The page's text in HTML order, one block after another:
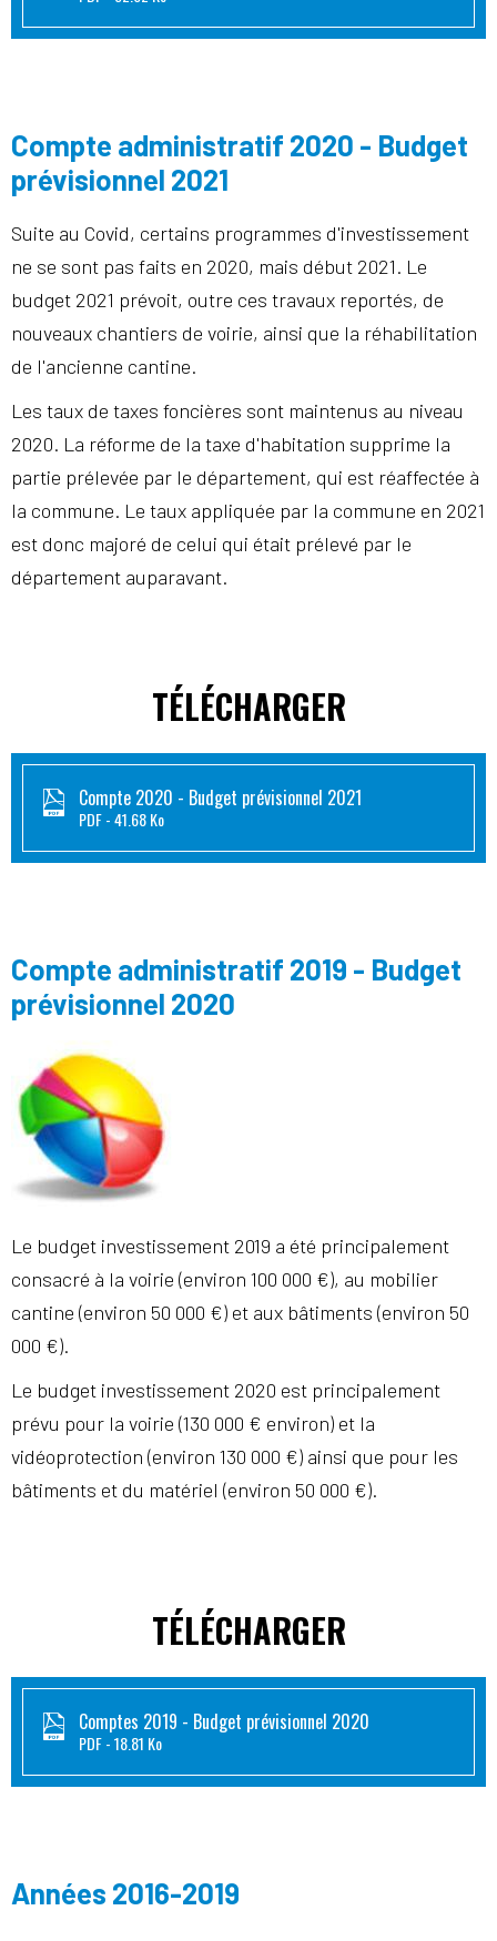
Compte administratif 2020 - Budget
prévisionnel 2021
Suite au Covid, certains programmes d'investissement
ne se sont pas faits en 2020, mais début 2021. Le
budget 2021 prévoit, outre ces travaux reportés, de
nouveaux chantiers de voirie, ainsi que la réhabilitation
de l'ancienne cantine.
Les taux de taxes foncières sont maintenus au niveau
2020. La réforme de la taxe d'habitation supprime la
partie prélevée par le département, qui est réaffectée à
la commune. Le taux appliquée par la commune en 2021
est donc majoré de celui qui était prélevé par le
département auparavant.
TÉLÉCHARGER
Compte 2020 - Budget prévisionnel 2021
PDF 41.68 Ko
Compte administratif 2019 - Budget
prévisionnel 2020
Le budget investissement 2019 a été principalement
consacré à la voirie (environ 100 000 €), au mobilier
cantine (environ 50 000 €) et aux bâtiments (environ 50
000 €).
Le budget investissement 2020 est principalement
prévu pour la voirie (130 000 € environ) et la
vidéoprotection (environ 130 000 €) ainsi que pour les
bâtiments et du matériel (environ 50 000 €).
TÉLÉCHARGER
Comptes 2019 - Budget prévisionnel 2020
PDF 18.81 Ko
Années 2016-2019